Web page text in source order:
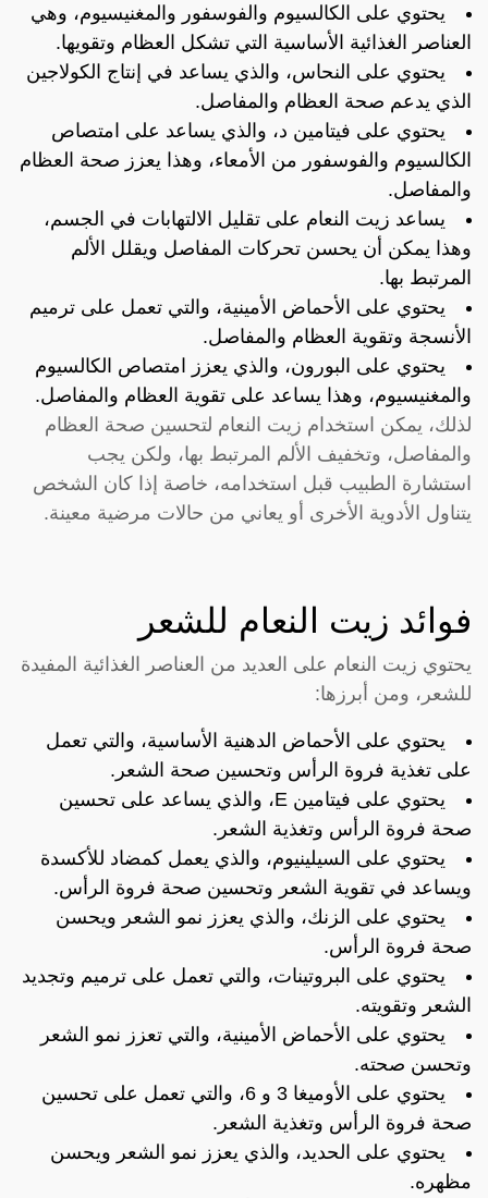
يحتوي على الكالسيوم والفوسفور والمغنيسيوم، وهي
العناصر الغذائية الأساسية التي تشكل العظام وتقويها.
يحتوي على النحاس، والذي يساعد في إنتاج الكولاجين
الذي يدعم صحة العظام والمفاصل.
يحتوي على فيتامين د، والذي يساعد على امتصاص
الكالسيوم والفوسفور من الأمعاء، وهذا يعزز صحة العظام
والمفاصل.
يساعد زيت النعام على تقليل الالتهابات في الجسم،
وهذا يمكن أن يحسن تحركات المفاصل ويقلل الألم
المرتبط بها.
يحتوي على الأحماض الأمينية، والتي تعمل على ترميم
الأنسجة وتقوية العظام والمفاصل.
يحتوي على البورون، والذي يعزز امتصاص الكالسيوم
والمغنيسيوم، وهذا يساعد على تقوية العظام والمفاصل.
لذلك، يمكن استخدام زيت النعام لتحسين صحة العظام
والمفاصل، وتخفيف الألم المرتبط بها، ولكن يجب
استشارة الطبيب قبل استخدامه، خاصة إذا كان الشخص
يتناول الأدوية الأخرى أو يعاني من حالات مرضية معينة.
فوائد زيت النعام للشعر
يحتوي زيت النعام على العديد من العناصر الغذائية المفيدة
للشعر، ومن أبرزها:
يحتوي على الأحماض الدهنية الأساسية، والتي تعمل
على تغذية فروة الرأس وتحسين صحة الشعر.
يحتوي على فيتامين E، والذي يساعد على تحسين
صحة فروة الرأس وتغذية الشعر.
يحتوي على السيلينيوم، والذي يعمل كمضاد للأكسدة
ويساعد في تقوية الشعر وتحسين صحة فروة الرأس.
يحتوي على الزنك، والذي يعزز نمو الشعر ويحسن
صحة فروة الرأس.
يحتوي على البروتينات، والتي تعمل على ترميم وتجديد
الشعر وتقويته.
يحتوي على الأحماض الأمينية، والتي تعزز نمو الشعر
وتحسن صحته.
يحتوي على الأوميغا 3 و 6، والتي تعمل على تحسين
صحة فروة الرأس وتغذية الشعر.
يحتوي على الحديد، والذي يعزز نمو الشعر ويحسن
مظهره.